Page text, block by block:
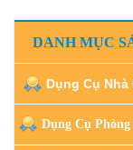
DANH MỤC
Dụng Cụ Nhà
Dụng Cụ